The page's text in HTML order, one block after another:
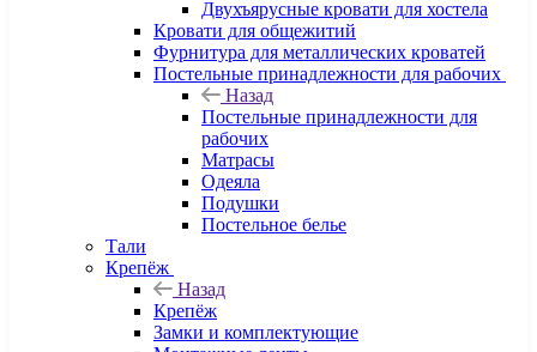
Двухъярусные кровати для хостела
Кровати для общежитий
Фурнитура для металлических кроватей
Постельные принадлежности для рабочих
Назад
Постельные принадлежности для
рабочих
Матрасы
Одеяла
Подушки
Постельное белье
Тали
Крепёж
Назад
Крепёж
Замки и комплектующие